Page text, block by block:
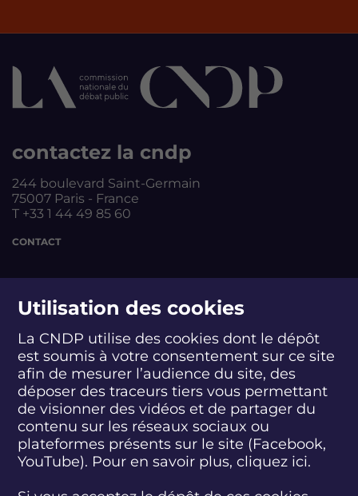
Utilisation des cookies
La CNDP utilise des cookies dont le dépôt
est soumis à votre consentement sur ce site
afin de mesurer l’audience du site, des
déposer des traceurs tiers vous permettant
de visionner des vidéos et de partager du
contenu sur les réseaux sociaux ou
plateformes présents sur le site (Facebook,
YouTube). Pour en savoir plus, cliquez ici.
contactez la cndp
244 boulevard Saint-Germain
75007 Paris - France
T +33 1 44 49 85 60
CONTACT
S
u
e
z
n
u
S
u
i
v
e
z
-
n
u
S
u
i
v
e
z
-
n
u
S
u
i
v
e
z
-
n
u
S
u
i
v
e
z
-
n
u
S
u
i
v
e
z
-
n
u
S
u
i
v
e
-
n
u
abonnez-vous
S'INSCRIRE À LA NEWSLETTER